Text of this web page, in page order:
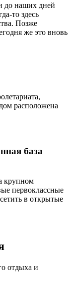
до наших дней
то здесь
Позже
же это вновь
расположена
база
крупном
первоклассные
в открытые
отдыха и